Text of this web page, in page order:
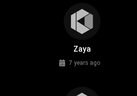
Zaya
7 years ago